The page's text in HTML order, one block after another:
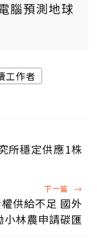
腦預測地球
工作者
所穩定供應1株
下一篇 →
供給不足 國外
小林農申請碳匯